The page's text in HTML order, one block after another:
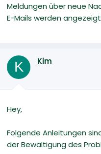
Meldungen über neue
E-Mails werden
K Kim
Hey,
Folgende Anleitungen
der Bewältigung des